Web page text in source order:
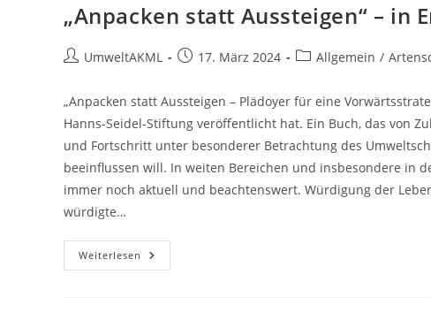
„Anpacken statt Aussteigen“ – in
Beitrags-
UmweltAKML
Beitrag17. März 2024
Beitrags-
Allgemein /
„Anpacken statt Aussteigen – Plädoyer für eine
Hanns-Seidel-Stiftung veröffentlicht hat. Ein Buch, das von
und Fortschritt unter besonderer Betrachtung des
beeinflussen will. In weiten Bereichen und insbesondere in
immer noch aktuell und beachtenswert. Würdigung der
würdigte…
Weiterlesen „Anpacken
Statt